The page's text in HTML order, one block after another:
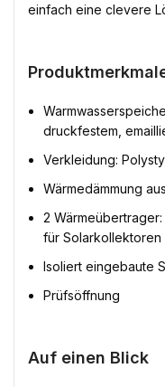
einfach eine clevere
druckfestem,
Verkleidung:
Wärmedämmung
2
für Solarkollektoren
Isoliert eingebaute
Prüfsöffnung
Auf einen Blick